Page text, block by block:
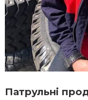
Патрульні